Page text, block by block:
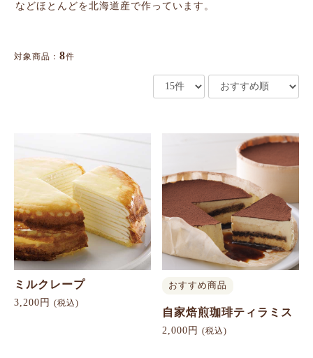
などほとんどを北海道産で作っています。
対象商品： 8件
ミルクレープ
3,200円 (税込)
おすすめ商品
自家焙煎珈琲ティラミス
2,000円 (税込)